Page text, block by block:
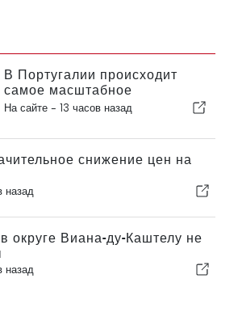
В Португалии происходит
самое масштабное
солнечное затмение столетия
На сайте - 13 часов назад
снижение цен на
назад
округе Виана-ду-Каштелу не
назад